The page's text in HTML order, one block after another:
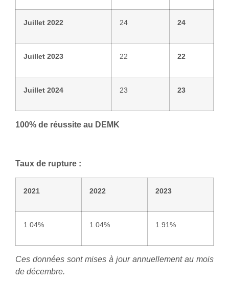
Juillet 2022 24 24
Juillet 2023 22 22
Juillet 2024 23 23
100% de réussite au DEMK
Taux de rupture :
2021 2022 2023
1.04% 1.04% 1.91%
Ces données sont mises à jour annuellement au mois
de décembre.